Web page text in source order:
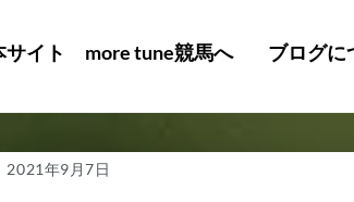
サイト more tune競馬へ ブログに
2021年9月7日